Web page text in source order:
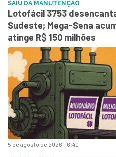
5 de agosto de 2026 - 6:40
SAIU DA MANUTENÇÃO
Lotofácil 3753
Sudeste; Mega-Sena
atinge R$ 150 milhões